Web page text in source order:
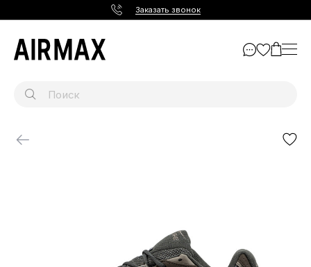
Заказать звонок